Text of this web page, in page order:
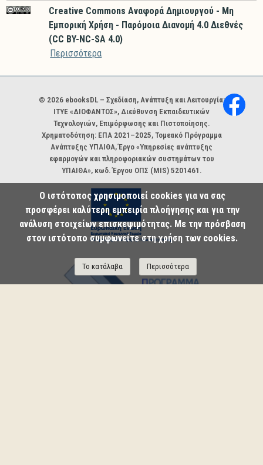
Creative Commons Αναφορά Δημιουργού - Μη
Εμπορική Χρήση - Παρόμοια Διανομή 4.0 Διεθνές
(CC BY-NC-SA 4.0)
Περισσότερα
Χορηγοί και φορείς
© 2026 ebooksDL – Σχεδίαση, Ανάπτυξη και Λειτουργία:
ΙΤΥΕ «ΔΙΟΦΑΝΤΟΣ», Διεύθυνση Εκπαιδευτικών
Τεχνολογιών, Επιμόρφωσης και Πιστοποίησης.
Χρηματοδότηση: ΕΠΑ 2021–2025, Τομεακό Πρόγραμμα
Ανάπτυξης ΥΠΑΙΘΑ, Έργο «Υπηρεσίες ανάπτυξης
εφαρμογών και πληροφοριακών συστημάτων του
ΥΠΑΙΘΑ», κωδ. Έργου ΟΠΣ (MIS) 5201461.
Ο ιστότοπος χρησιμοποιεί cookies για να σας
προσφέρει καλύτερη εμπειρία πλοήγησης και για την
ανάλυση στοιχείων επισκεψιμότητας. Με την πρόσβαση
στον ιστότοπο συμφωνείτε στη χρήση των cookies.
Το κατάλαβα Περισσότερα